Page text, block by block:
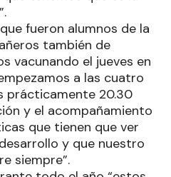
fueron alumnos de la
también de
vacunando el jueves en
a las cuatro
prácticamente 20.30
y el acompañamiento
que tienen que ver
y que nuestro
siempre”.